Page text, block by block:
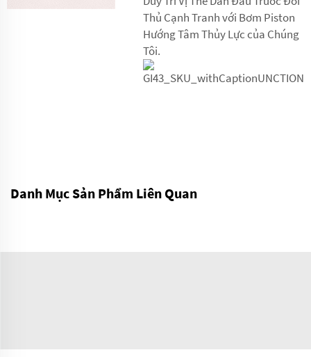
Thủ Cạnh Tranh với Bơm Piston
Hướng Tâm Thủy Lực của Chúng
Tôi.
Danh Mục Sản Phẩm Liên Quan